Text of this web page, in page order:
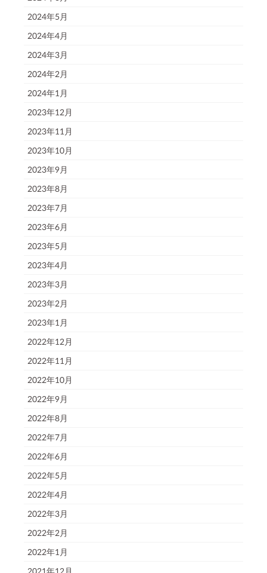
2024年5月
2024年4月
2024年3月
2024年2月
2024年1月
2023年12月
2023年11月
2023年10月
2023年9月
2023年8月
2023年7月
2023年6月
2023年5月
2023年4月
2023年3月
2023年2月
2023年1月
2022年12月
2022年11月
2022年10月
2022年9月
2022年8月
2022年7月
2022年6月
2022年5月
2022年4月
2022年3月
2022年2月
2022年1月